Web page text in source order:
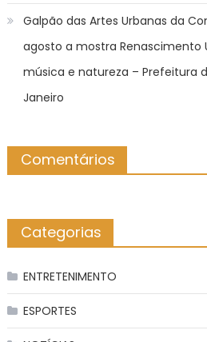
Galpão das Artes Urbanas da
agosto a mostra Renascimento
música e natureza – Prefeitura
Janeiro
Comentários
Categorias
ENTRETENIMENTO
ESPORTES